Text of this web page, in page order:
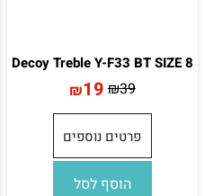
Decoy Treble Y-F33 BT SIZE 8
₪39
₪19
פרטים נוספים
הוסף לסל